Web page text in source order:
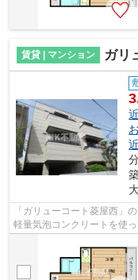
賃貸 | マンション ガリ
「ガリューコート菱屋西」
軽量気泡コンクリートを使